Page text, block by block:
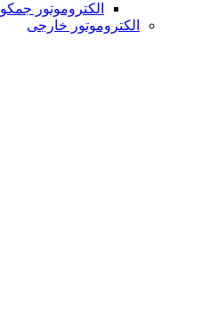
الکتروموتور جمکو
الکتروموتور خارجی